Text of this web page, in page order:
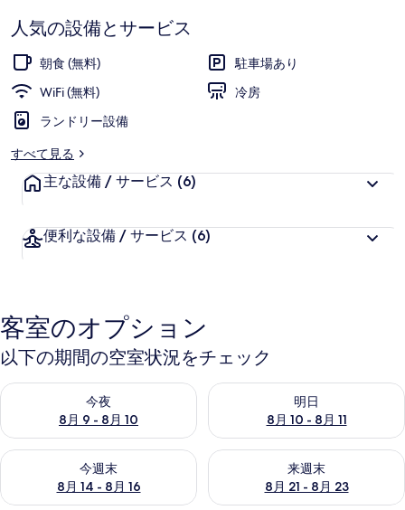
ャ
ラ
リ
ー
で
す
人気の設備とサービス
朝食 (無料)
駐車場あり
WiFi (無料)
冷房
ランドリー設備
すべて見る
主な設備 / サービス (6)
便利な設備 / サービス (6)
客室のオプション
以下の期間の空室状況をチェック
今夜
8月 9 - 8月 10
今夜 8月 9 - 8月 10 の空室状況をチェック
明日
8月 10 - 8月 11
明日 8月 10 - 8月 11 の空室状
今週末
8月 14 - 8月 16
今週末 8月 14 - 8月 16 の空室状況をチェック
来週末
8月 21 - 8月 23
来週末 8月 21 - 8月 23 の空室